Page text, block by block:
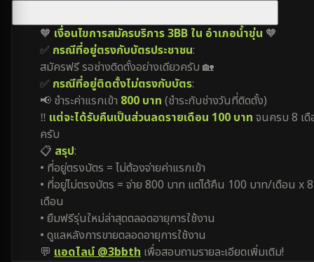
🧡 เงื่อนไขการสมัครบริการ 3BB ใน อำเภอน้ำขุ่น 🧡
✅ กรณีที่อยู่ตรงกับบัตรประชาชน:
สมัครฟรี รอช่างติดตั้งอย่างเดียวครับ 🏡
✅ กรณีที่อยู่ติดตั้งไม่ตรงกับบัตร:
📢 ชำระค่าแรกเข้า 800 บาท (ชำระกับช่างวันที่ติดตั้ง)
‼️ แต่จะได้รับคืนเป็นส่วนลดรายเดือน 100 บาท จนครบ 8 เ
ครับ
📋 สรุป:
• ที่อยู่ตรงบัตร = ไม่ต้องจ่ายค่าแรกเข้า
• ที่อยู่ไม่ตรงบัตร = จ่าย 800 บาท แต่ได้คืน 100 บาท/เดือน x 8
เดือน
• ยืมฟรีรุ่นใหม่ล่าสุดตลอดอายุการใช้งาน
• ดูแลหลังการขายตลอดอายุการใช้งาน
💬 แอดไลน์ @3bbth เพื่อสอบถามรายละเอียดเพิ่มเติม!